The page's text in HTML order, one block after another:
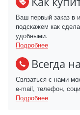
Ваш первый заказ в
подскажем как
удобными.
Подробнее
Всегда
Связаться с нами
e-mail, телефон,
Подробнее